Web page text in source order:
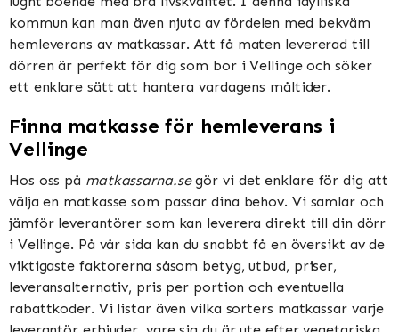
kommun kan man även njuta av fördelen med bekväm
hemleverans av matkassar. Att få maten levererad till
dörren är perfekt för dig som bor i Vellinge och söker
ett enklare sätt att hantera vardagens måltider.
Finna matkasse för hemleverans i
Vellinge
Hos oss på matkassarna.segör vi det enklare för dig att
välja en matkasse som passar dina behov. Vi samlar och
jämför leverantörer som kan leverera direkt till din dörr
i Vellinge. På vår sida kan du snabbt få en översikt av de
viktigaste faktorerna såsom betyg, utbud, priser,
leveransalternativ, pris per portion och eventuella
rabattkoder. Vi listar även vilka sorters matkassar varje